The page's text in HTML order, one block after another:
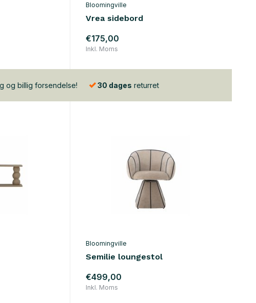
Bloomingville
Vrea sidebord
€175,00
Inkl. Moms
og billig forsendelse! 30 dages returret
Bloomingville
Semilie loungestol
€499,00
Inkl. Moms